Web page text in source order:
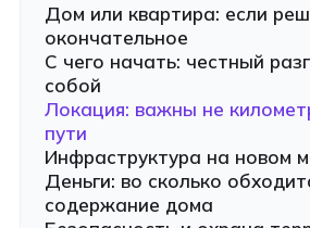
Дом или квартира: если
окончательное
С чего начать: честный
собой
Локация: важны не
пути
Инфраструктура на новом
Деньги: во сколько
содержание дома